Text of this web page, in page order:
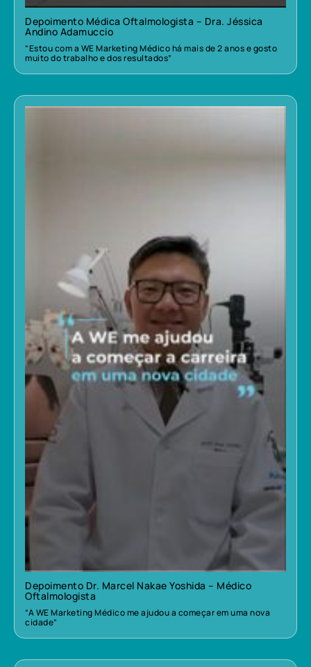
Depoimento Médica Oftalmologista – Dra. Jéssica
Andino Adamuccio
“Estou com a WE Marketing Médico há mais de 2 anos e gosto
muito do trabalho e dos resultados”
Depoimento Dr. Marcel Nakae Yoshida – Médico
Oftalmologista
“A WE Marketing Médico me ajudou a começar em uma nova
cidade”